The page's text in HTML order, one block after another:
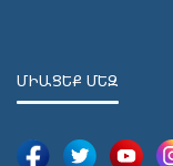
ՄԻԱՑԵՔ ՄԵԶ